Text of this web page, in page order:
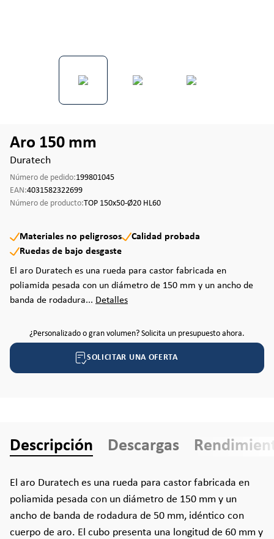
Aro 150 mm
Duratech
Número de pedido:199801045
EAN:4031582322699
Número de producto:TOP 150x50-Ø20 HL60
Materiales no peligrosos
Calidad probada
Ruedas de bajo desgaste
El aro Duratech es una rueda para castor fabricada en
poliamida pesada con un diámetro de 150 mm y un ancho de
banda de rodadura... Detalles
¿Personalizado o gran volumen? Solicita un presupuesto ahora.
SOLICITAR UNA OFERTA
Descripción Descargas
El aro Duratech es una rueda para castor fabricada en
poliamida pesada con un diámetro de 150 mm y un
ancho de banda de rodadura de 50 mm, idéntico con
cuerpo de aro. El cubo presenta una longitud de 60 mm y